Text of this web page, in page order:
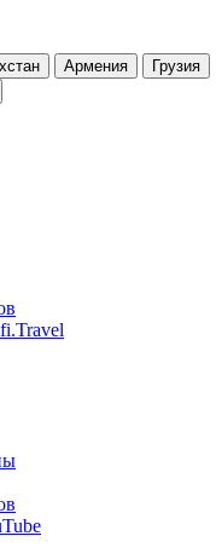
Армения
Грузия